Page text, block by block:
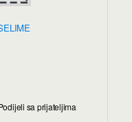
sa prijateljima